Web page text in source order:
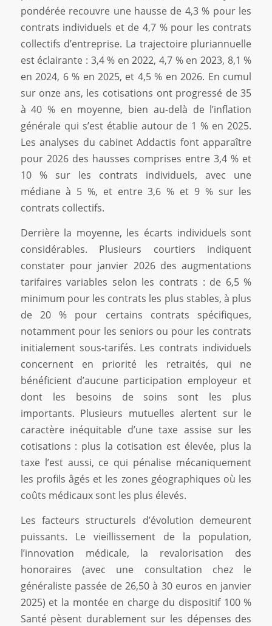
pondérée recouvre une hausse de 4,3 % pour les
contrats individuels et de 4,7 % pour les contrats
collectifs d’entreprise. La trajectoire pluriannuelle
est éclairante : 3,4 % en 2022, 4,7 % en 2023, 8,1 %
en 2024, 6 % en 2025, et 4,5 % en 2026. En cumul
sur onze ans, les cotisations ont progressé de 35
à 40 % en moyenne, bien au-delà de l’inflation
générale qui s’est établie autour de 1 % en 2025.
Les analyses du cabinet Addactis font apparaître
pour 2026 des hausses comprises entre 3,4 % et
10 % sur les contrats individuels, avec une
médiane à 5 %, et entre 3,6 % et 9 % sur les
contrats collectifs.
Derrière la moyenne, les écarts individuels sont
considérables. Plusieurs courtiers indiquent
constater pour janvier 2026 des augmentations
tarifaires variables selon les contrats : de 6,5 %
minimum pour les contrats les plus stables, à plus
de 20 % pour certains contrats spécifiques,
notamment pour les seniors ou pour les contrats
initialement sous-tarifés. Les contrats individuels
concernent en priorité les retraités, qui ne
bénéficient d’aucune participation employeur et
dont les besoins de soins sont les plus
importants. Plusieurs mutuelles alertent sur le
caractère inéquitable d’une taxe assise sur les
cotisations : plus la cotisation est élevée, plus la
taxe l’est aussi, ce qui pénalise mécaniquement
les profils âgés et les zones géographiques où les
coûts médicaux sont les plus élevés.
Les facteurs structurels d’évolution demeurent
puissants. Le vieillissement de la population,
l’innovation médicale, la revalorisation des
honoraires (avec une consultation chez le
généraliste passée de 26,50 à 30 euros en janvier
2025) et la montée en charge du dispositif 100 %
Santé pèsent durablement sur les dépenses des